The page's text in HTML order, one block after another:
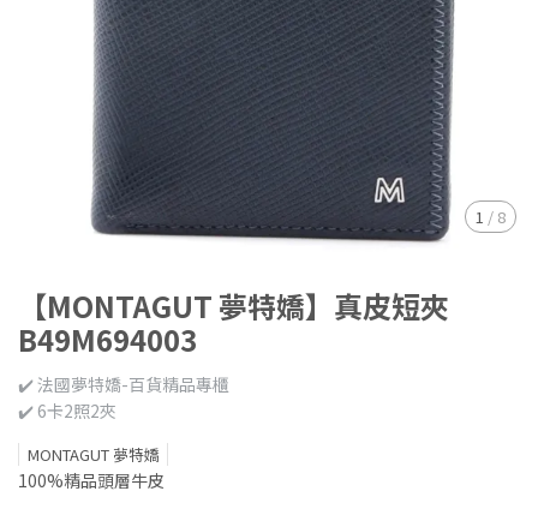
1 / 8
【MONTAGUT 夢特嬌】真皮短夾
B49M694003
✔️ 法國夢特嬌-百貨精品專櫃
✔️ 6卡2照2夾
MONTAGUT 夢特嬌
100%精品頭層牛皮